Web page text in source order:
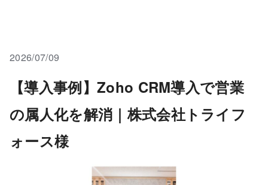
2026/07/09
【導入事例】Zoho CRM導入で営業
の属人化を解消｜株式会社トライフ
ォース様